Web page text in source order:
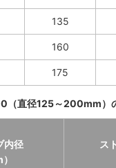
135
160
175
（直径125～200mm）
内径
ス